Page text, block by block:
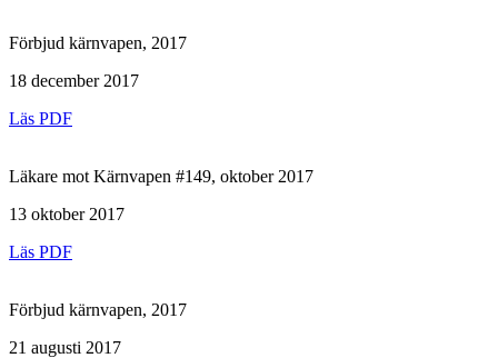
Förbjud kärnvapen, 2017
18 december 2017
Läs PDF
Läkare mot Kärnvapen #149, oktober 2017
13 oktober 2017
Läs PDF
Förbjud kärnvapen, 2017
21 augusti 2017